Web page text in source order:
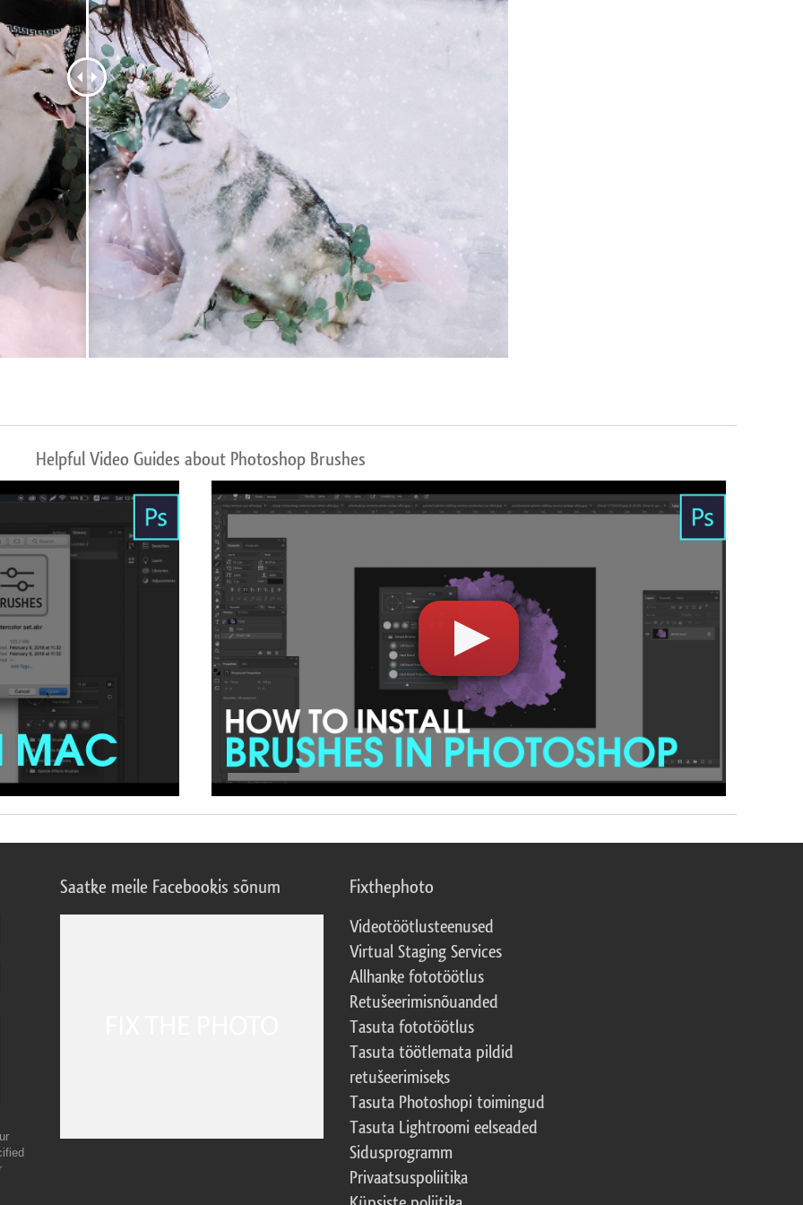
fototöötlus Ehete fotode redigeerimine
Helpful Video Guides about Photoshop Brushes
Saatke meile Facebookis sõnum Fixthephoto
Videotöötlusteenused
Virtual Staging Services
Allhanke fototöötlus
Retušeerimisnõuanded
Tasuta fototöötlus
Tasuta töötlemata pildid
retušeerimiseks
Tasuta Photoshopi toimingud
Tasuta Lightroomi eelseaded
Sidusprogramm
Privaatsuspoliitika